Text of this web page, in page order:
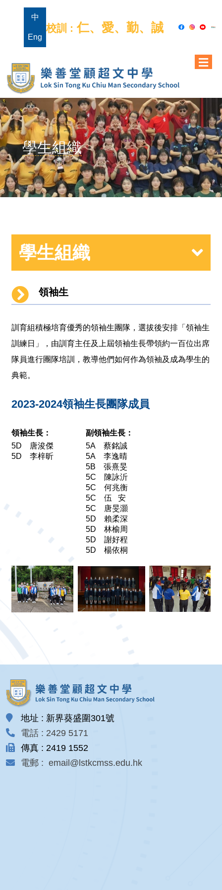
中
Eng
校訓 : 仁、愛、勤、誠
學生組織
學生組織
領袖生
訓育組積極培育優秀的領袖生團隊，選拔後安排「領袖生
訓練日」，由訓育主任及上屆領袖生長帶領約一百位出席
隊員進行團隊培訓，教導他們如何作為領袖及成為學生的
典範。
2023-2024領袖生長團隊成員
領袖生長：
5D 唐浚傑
5D 李梓昕
副領袖生長：
5A 蔡銘誠
5A 李逸晴
5B 張熹旻
5C 陳詠沂
5C 何兆衡
5C 伍 安
5C 唐旻灝
5D 賴柔深
5D 林榆周
5D 謝好程
5D 楊依桐
地址 : 新界葵盛圍301號
電話 : 2429 5171
傳真 : 2419 1552
電郵 : email@lstkcmss.edu.hk